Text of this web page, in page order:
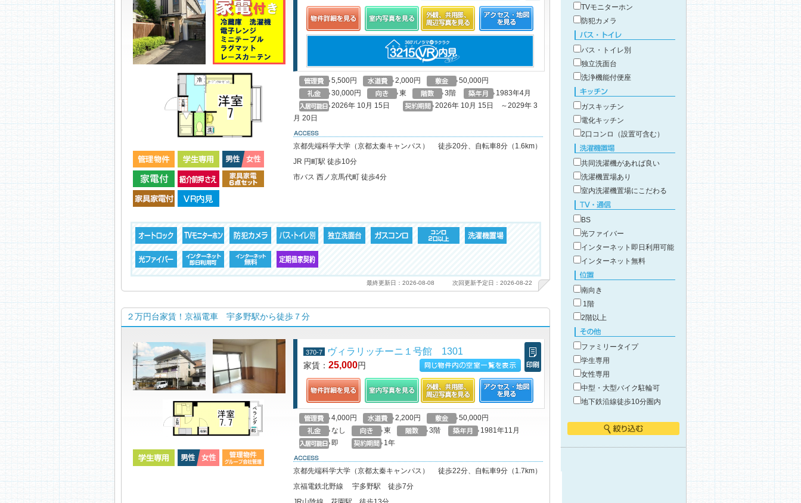
この物件の空室一覧を見る 印刷
5,500円 2,000円
50,000円
30,000円
東 3階
1983年4月
2026年 10月 15日
2026年 10月 15日 ～2029年 3
月 20日
access
京都先端科学大学（京都太秦キャンパス） 徒歩20分、自転車8分（1.6km）
JR 円町駅 徒歩10分
市バス 西ノ京馬代町 徒歩4分
次回更新予定日：2026-08-22
最終更新日：2026-08-08
２万円台家賃！京福電車 宇多野駅から徒歩７分
370-7 ヴィラリッチーニ１号館 1301
家賃： 25,000円
この物件の空室一覧を見る 印刷
4,000円 2,200円
50,000円
なし
東 3階
1981年11月
即
1年
access
京都先端科学大学（京都太秦キャンパス） 徒歩22分、自転車9分（1.7km）
京福電鉄北野線 宇多野駅 徒歩7分
TVモニターホン
防犯カメラ
バス・トイレ別
独立洗面台
洗浄機能付便座
ガスキッチン
電化キッチン
2口コンロ（設置可含む）
共同洗濯機があれば良い
洗濯機置場あり
室内洗濯機置場にこだわる
BS
光ファイバー
インターネット即日利用可能
インターネット無料
南向き
1階
2階以上
ファミリータイプ
学生専用
女性専用
中型・大型バイク駐輪可
地下鉄沿線徒歩10分圏内